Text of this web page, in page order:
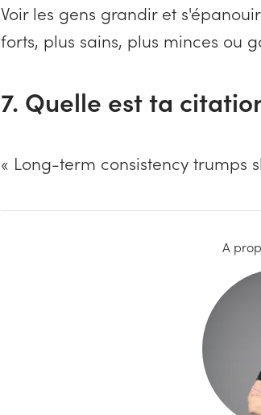
Voir les gens grandir et
forts, plus sains, plus minces ou
7. Quelle est ta
« Long-term consistency trumps
A